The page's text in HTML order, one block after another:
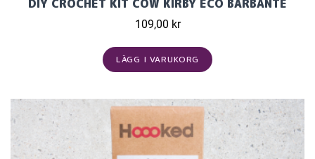
DIY CROCHET KIT COW KIRBY ECO BARBANTE
109,00 kr
LÄGG I VARUKORG